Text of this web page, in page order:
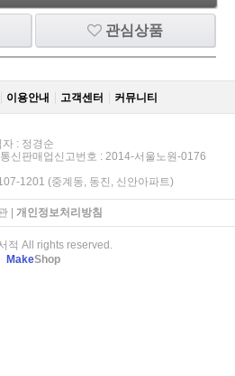
관심상품
이용안내 고객센터 커뮤니티
: 정경순
신판매업신고번호 : 2014-서울노원-0176
1201 (중계동, 동진, 신안아파트)
| 개인정보처리방침
적 All rights reserved.
MakeShop